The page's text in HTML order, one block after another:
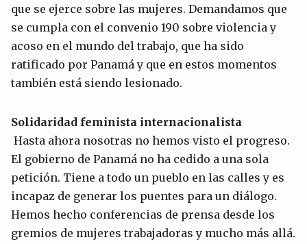
que se ejerce sobre las mujeres. Demandamos que
se cumpla con el convenio 190 sobre violencia y
acoso en el mundo del trabajo, que ha sido
ratificado por Panamá y que en estos momentos
también está siendo lesionado.
Solidaridad feminista internacionalista
Hasta ahora nosotras no hemos visto el progreso.
El gobierno de Panamá no ha cedido a una sola
petición. Tiene a todo un pueblo en las calles y es
incapaz de generar los puentes para un diálogo.
Hemos hecho conferencias de prensa desde los
gremios de mujeres trabajadoras y mucho más allá.